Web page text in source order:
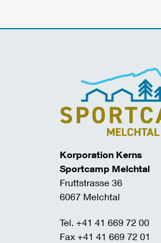
Korporation Kerns
Sportcamp Melchtal
Fruttstrasse 36
6067 Melchtal
Tel. +41 41 669 72 00
Fax +41 41 669 72 01